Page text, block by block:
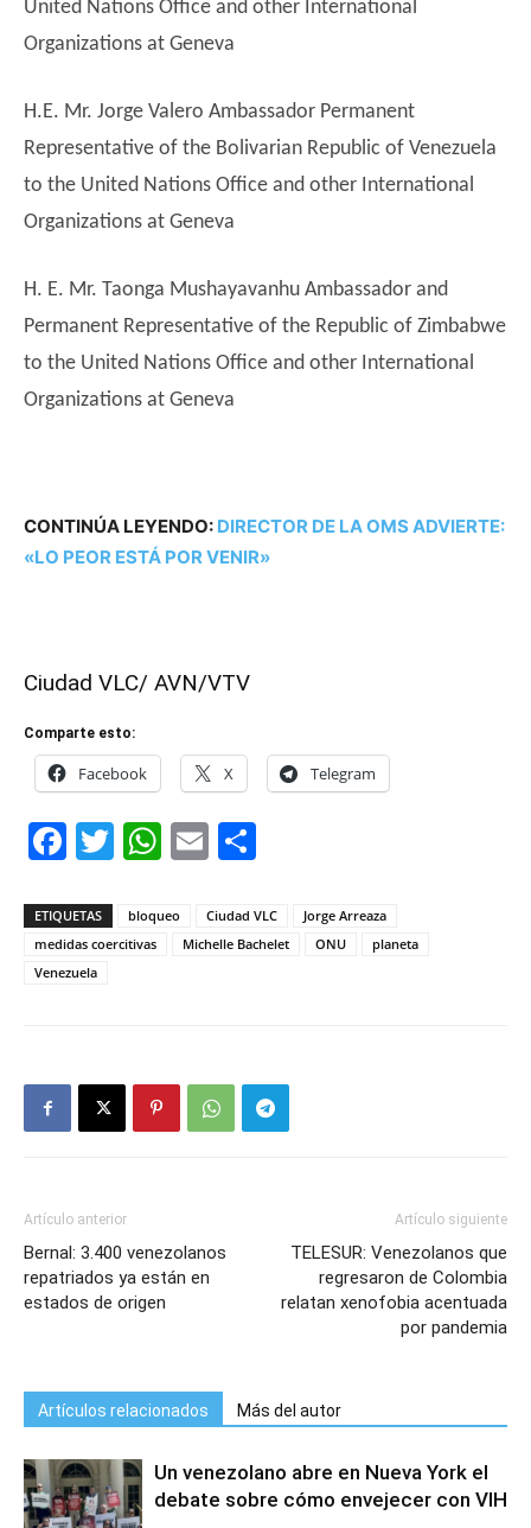
United Nations Office and other International
Organizations at Geneva
H.E. Mr. Jorge Valero Ambassador Permanent
Representative of the Bolivarian Republic of Venezuela
to the United Nations Office and other International
Organizations at Geneva
H. E. Mr. Taonga Mushayavanhu Ambassador and
Permanent Representative of the Republic of Zimbabwe
to the United Nations Office and other International
Organizations at Geneva
CONTINÚA LEYENDO: DIRECTOR DE LA OMS ADVIERTE:
«LO PEOR ESTÁ POR VENIR»
Ciudad VLC/ AVN/VTV
Comparte esto:
Facebook X Telegram
Facebook
Twitter
WhatsApp
Email
ETIQUETAS bloqueo Ciudad VLC
Jorge Arreaza
medidas coercitivas
Michelle Bachelet ONU
planeta
Venezuela
Artículo anterior
Bernal: 3.400 venezolanos
repatriados ya están en
estados de origen
Artículo siguiente
TELESUR: Venezolanos que
regresaron de Colombia
relatan xenofobia acentuada
por pandemia
Artículos relacionados Más del autor
Un venezolano abre en Nueva York el
debate sobre cómo envejecer con VIH